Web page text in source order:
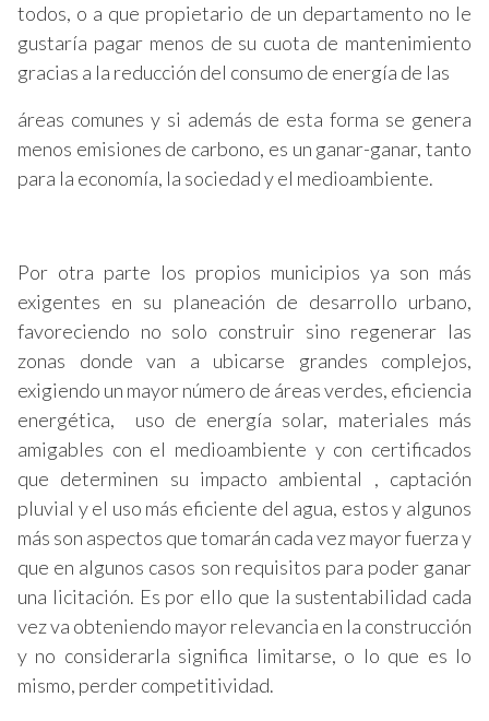
todos, o a que propietario de un departamento no le
gustaría pagar menos de su cuota de mantenimiento
gracias a la reducción del consumo de energía de las
áreas comunes y si además de esta forma se genera
menos emisiones de carbono, es un ganar-ganar, tanto
para la economía, la sociedad y el medioambiente.
Por otra parte los propios municipios ya son más
exigentes en su planeación de desarrollo urbano,
favoreciendo no solo construir sino regenerar las
zonas donde van a ubicarse grandes complejos,
exigiendo un mayor número de áreas verdes, eficiencia
energética, uso de energía solar, materiales más
amigables con el medioambiente y con certificados
que determinen su impacto ambiental , captación
pluvial y el uso más eficiente del agua, estos y algunos
más son aspectos que tomarán cada vez mayor fuerza y
que en algunos casos son requisitos para poder ganar
una licitación. Es por ello que la sustentabilidad cada
vez va obteniendo mayor relevancia en la construcción
y no considerarla significa limitarse, o lo que es lo
mismo, perder competitividad.